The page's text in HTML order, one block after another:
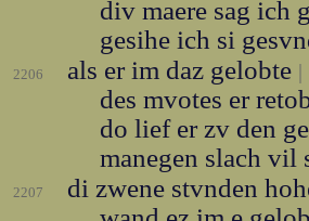
div maere sag ich
gesihe ich si
2206 als er im daz gelobte |
des mvotes er
do lief er zv den
manegen slach
2207
di zwene stvnden